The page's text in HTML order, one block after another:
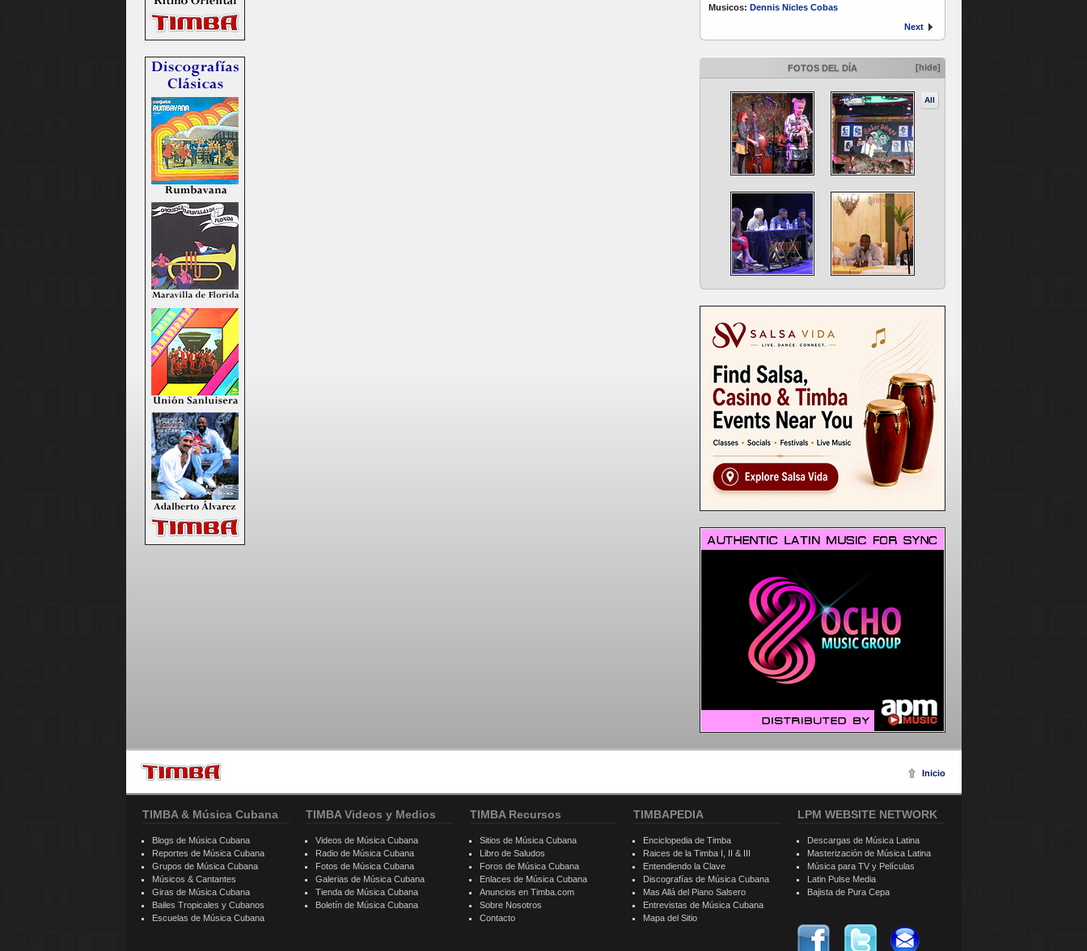
Musicos: Dennis Nicles Cobas
Next
FOTOS DEL DÍA [hide]
All
Inicio
TIMBA & Música Cubana
Blogs de Música Cubana
Reportes de Música Cubana
Grupos de Música Cubana
Músicos & Cantantes
Giras de Música Cubana
Bailes Tropicales y Cubanos
Escuelas de Música Cubana
TIMBA Videos y Medios
Videos de Música Cubana
Radio de Música Cubana
Fotos de Música Cubana
Galerias de Música Cubana
Tienda de Música Cubana
Boletín de Música Cubana
TIMBA Recursos
Sitios de Música Cubana
Libro de Saludos
Foros de Música Cubana
Enlaces de Música Cubana
Anuncios en Timba.com
Sobre Nosotros
Contacto
TIMBAPEDIA
Enciclopedia de Timba
Raices de la Timba I, II & III
Entendiendo la Clave
Discografías de Música Cubana
Mas Allá del Piano Salsero
Entrevistas de Música Cubana
Mapa del Sitio
LPM WEBSITE NETWORK
Descargas de Música Latina
Masterización de Música Latina
Música para TV y Películas
Latin Pulse Media
Bajista de Pura Cepa